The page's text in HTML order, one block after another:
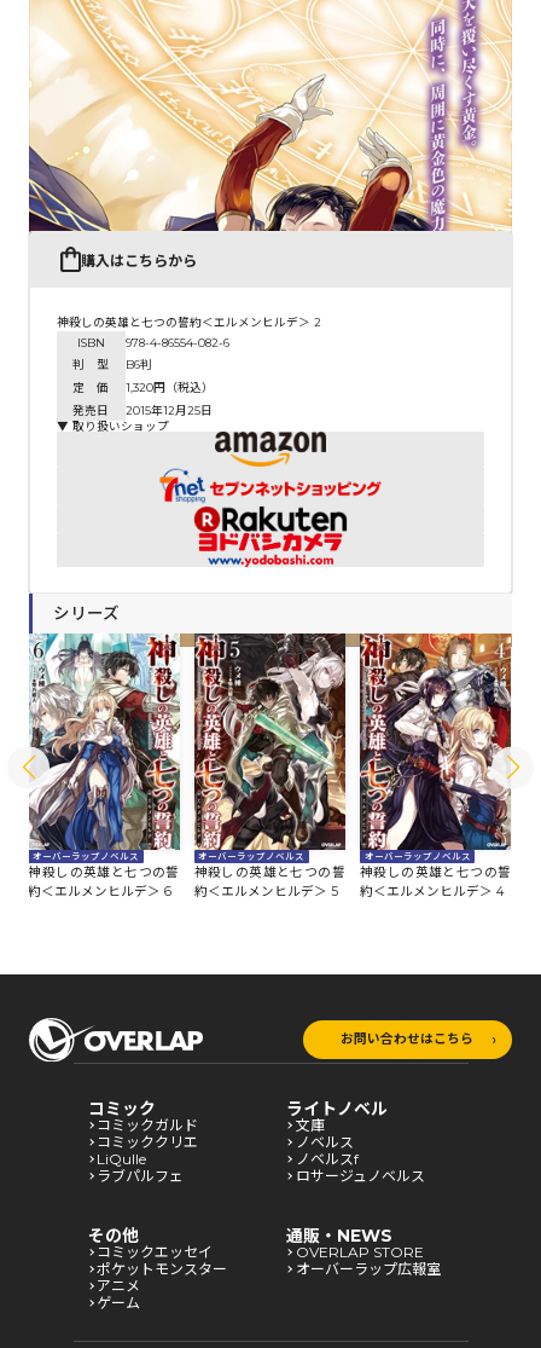
購入はこちらから
神殺しの英雄と七つの誓約＜エルメンヒルデ＞ 2
ISBN
978-4-86554-082-6
判 型
B6判
定 価
1,320円（税込）
発売日
2015年12月25日
▼ 取り扱いショップ
シリーズ
オーバーラップノベルス
神殺しの英雄と七つの誓
約＜エルメンヒルデ＞ 6
オーバーラップノベルス
神殺しの英雄と七つの誓
約＜エルメンヒルデ＞ 5
オーバーラップノベルス
神殺しの英雄と七つの誓
約＜エルメンヒルデ＞ 4
お問い合わせはこちら
コミック
コミックガルド
コミッククリエ
LiQulle
ラブパルフェ
ライトノベル
文庫
ノベルス
ノベルスf
ロサージュノベルス
その他
コミックエッセイ
ポケットモンスター
アニメ
ゲーム
通販・NEWS
OVERLAP STORE
オーバーラップ広報室